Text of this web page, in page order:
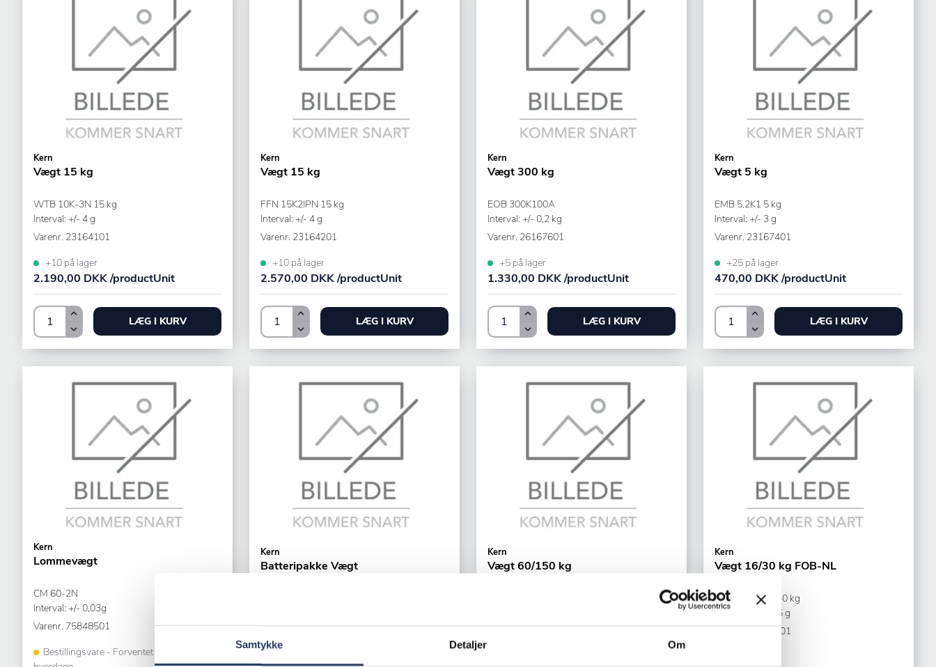
Samtykke Detaljer Om
Kern
Vægt 15 kg
WTB 10K-3N 15 kg
Interval: +/- 4 g
Varenr. 23164101
+10 på lager
2.190,00 DKK /productUnit
LÆG I KURV
Kern
Vægt 15 kg
FFN 15K2IPN 15 kg
Interval: +/- 4 g
Varenr. 23164201
+10 på lager
2.570,00 DKK /productUnit
LÆG I KURV
Kern
Vægt 300 kg
EOB 300K100A
Interval: +/- 0,2 kg
Varenr. 26167601
+5 på lager
1.330,00 DKK /productUnit
LÆG I KURV
Kern
Vægt 5 kg
EMB 5.2K1 5 kg
Interval: +/- 3 g
Varenr. 23167401
+25 på lager
470,00 DKK /productUnit
LÆG I KURV
Kern
Lommevægt
CM 60-2N
Interval: +/- 0,03g
Varenr. 75848501
Bestillingsvare - Forventet leveringstid 15
Kern
Batteripakke Vægt
Kern
Vægt 60/150 kg
Kern
Vægt 16/30 kg FOB-NL
FOB 30K-3NL 30 kg
Interval: +/- 6/15 g
23163501